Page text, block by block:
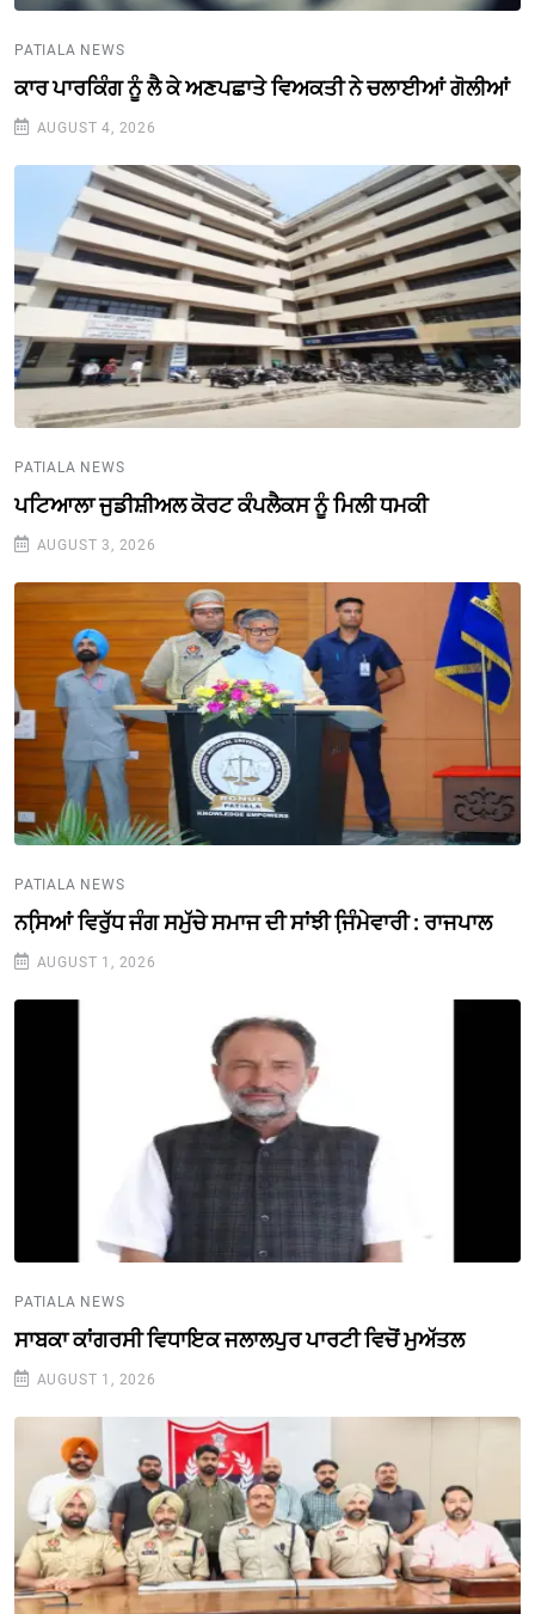
PATIALA NEWS
ਕਾਰ ਪਾਰਕਿੰਗ ਨੂੰ ਲੈ ਕੇ ਅਣਪਛਾਤੇ ਵਿਅਕਤੀ ਨੇ ਚਲਾਈਆਂ ਗੋਲੀਆਂ
AUGUST 4, 2026
PATIALA NEWS
ਪਟਿਆਲਾ ਜੁਡੀਸ਼ੀਅਲ ਕੋਰਟ ਕੰਪਲੈਕਸ ਨੂੰ ਮਿਲੀ ਧਮਕੀ
AUGUST 3, 2026
PATIALA NEWS
ਨਸਿ਼ਆਂ ਵਿਰੁੱਧ ਜੰਗ ਸਮੁੱਚੇ ਸਮਾਜ ਦੀ ਸਾਂਝੀ ਜਿ਼ੰਮੇਵਾਰੀ : ਰਾਜਪਾਲ
AUGUST 1, 2026
PATIALA NEWS
ਸਾਬਕਾ ਕਾਂਗਰਸੀ ਵਿਧਾਇਕ ਜਲਾਲਪੁਰ ਪਾਰਟੀ ਵਿਚੋਂ ਮੁਅੱਤਲ
AUGUST 1, 2026